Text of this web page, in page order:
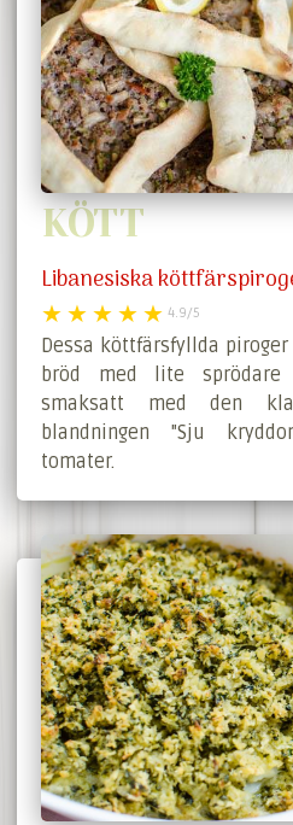
KÖTT
Libanesiska
4.9/5
Dessa köttfärsfyllda
bröd med lite
smaksatt med den
blandningen "Sju
tomater.